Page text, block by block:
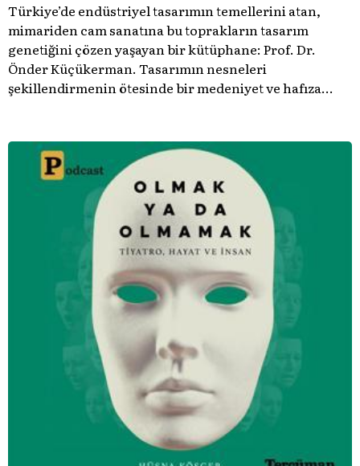
Türkiye’de endüstriyel tasarımın temellerini atan,
mimariden cam sanatına bu toprakların tasarım
genetiğini çözen yaşayan bir kütüphane: Prof. Dr.
Önder Küçükerman. ​Tasarımın nesneleri
şekillendirmenin ötesinde bir medeniyet ve hafıza